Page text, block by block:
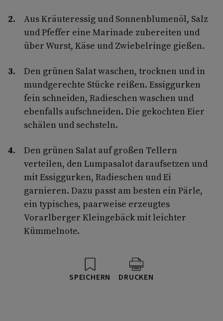
Aus Kräuteressig und Sonnenblumenöl, Salz
und Pfeffer eine Marinade zubereiten und
über Wurst, Käse und Zwiebelringe gießen.
Den grünen Salat waschen, trocknen und in
mundgerechte Stücke reißen. Essiggurken
fein schneiden, Radieschen waschen und
ebenfalls aufschneiden. Die gekochten Eier
schälen und sechsteln.
Den grünen Salat auf großen Tellern
verteilen, den Lumpasalot daraufsetzen und
mit Essiggurken, Radieschen und Ei
garnieren. Dazu passt am besten ein Pärle,
ein typisches, paarweise erzeugtes
Vorarlberger Kleingebäck mit leichter
Kümmelnote.
SPEICHERN DRUCKEN